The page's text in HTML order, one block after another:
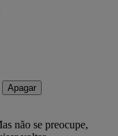
Apagar
não se preocupe,